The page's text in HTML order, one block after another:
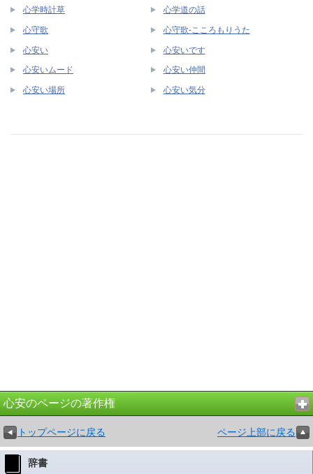
心学時計草 心学道の話
心守歌 心守歌-こころもりうた
心安い 心安いです
心安いムード 心安い仲間
心安い場所 心安い気分
心安のページの著作権
トップページに戻る ページ上部に戻る
辞書